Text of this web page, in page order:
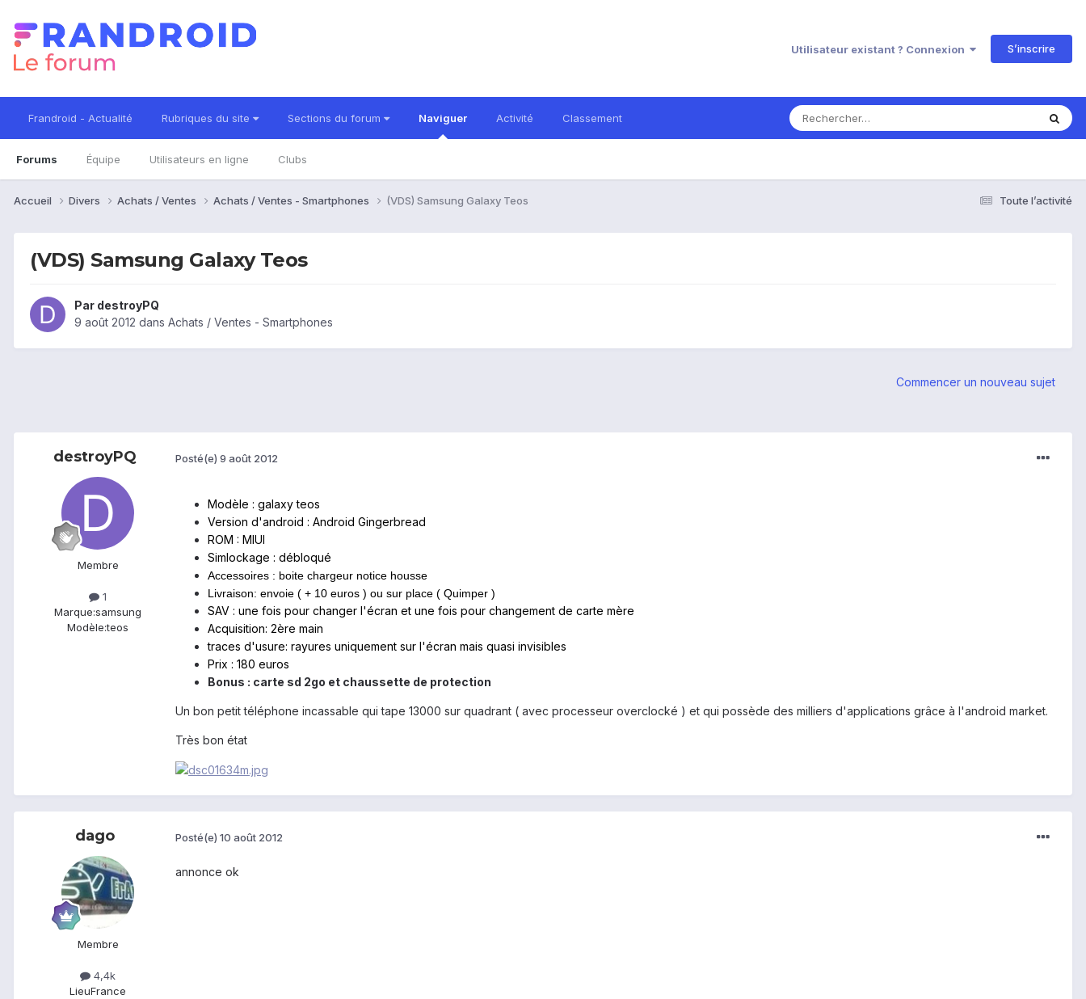
Utilisateur existant ? Connexion S’inscrire
Frandroid - Actualité Rubriques du site Sections du forum Naviguer
Forums Équipe Utilisateurs en ligne Clubs
Activité Classement
Toute l’activité
Accueil Divers Achats / Ventes Achats / Ventes - Smartphones (VDS) Samsung Galaxy Teos
(VDS) Samsung Galaxy Teos
Par destroyPQ
9 août 2012 dans Achats / Ventes - Smartphones
Commencer un nouveau sujet
destroyPQ
Membre
1
Marque:samsung
Modèle:teos
Posté(e) 9 août 2012
Modèle : galaxy teos
Version d'android : Android Gingerbread
ROM : MIUI
Simlockage : débloqué
Accessoires : boite chargeur notice housse
Livraison: envoie ( + 10 euros ) ou sur place ( Quimper )
SAV : une fois pour changer l'écran et une fois pour changement de carte mère
Acquisition: 2ère main
traces d'usure: rayures uniquement sur l'écran mais quasi invisibles
Prix : 180 euros
Bonus : carte sd 2go et chaussette de protection
Un bon petit téléphone incassable qui tape 13000 sur quadrant ( avec processeur overclocké ) et qui possède des milliers d'applications grâce à l'android market.
Très bon état
dago
Membre
4,4k
LieuFrance
Posté(e) 10 août 2012
annonce ok